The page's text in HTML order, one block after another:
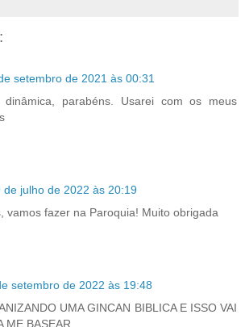
setembro de 2021 às 00:31
parabéns. Usarei com os meus
de julho de 2022 às 20:19
vamos fazer na Paroquia! Muito obrigada
setembro de 2022 às 19:48
UMA GINCAN BIBLICA E ISSO VAI
ME BASEAR